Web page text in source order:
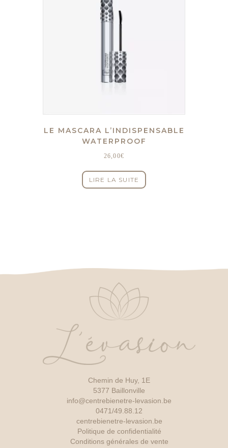
LE MASCARA L’INDISPENSABLE
WATERPROOF
26,00€
LIRE LA SUITE
Chemin de Huy, 1E
5377 Baillonville
info@centrebienetre-levasion.be
0471/49.88.12
centrebienetre-levasion.be
Politique de confidentialité
Conditions générales de vente